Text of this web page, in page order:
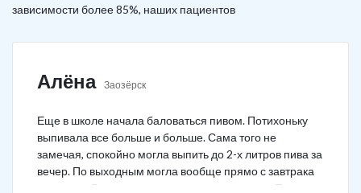
зависимости более 85%, наших пациентов
Алёна Заозёрск
Еще в школе начала баловаться пивом. Потихоньку
выпивала все больше и больше. Сама того не
замечая, спокойно могла выпить до 2-х литров пива за
вечер. По выходным могла вообще прямо с завтрака
выпивать. В клинику решила позвонить сама. Прошла